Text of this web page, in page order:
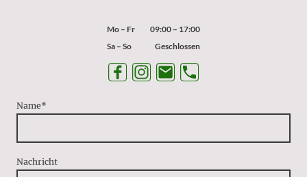
Mo – Fr
09:00 – 17:00
Sa – So
Geschlossen
Name*
Nachricht